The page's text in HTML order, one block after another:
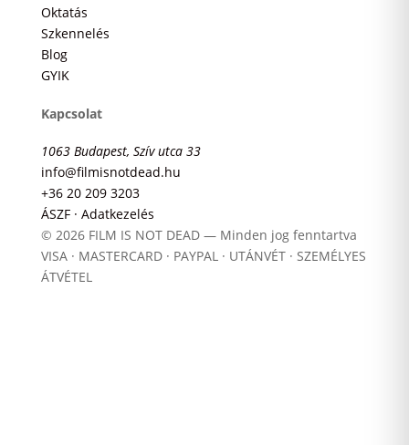
Oktatás
Szkennelés
Blog
GYIK
Kapcsolat
1063 Budapest, Szív utca 33
info@filmisnotdead.hu
+36 20 209 3203
ÁSZF · Adatkezelés
© 2026 FILM IS NOT DEAD — Minden jog fenntartva
VISA · MASTERCARD · PAYPAL · UTÁNVÉT · SZEMÉLYES
ÁTVÉTEL